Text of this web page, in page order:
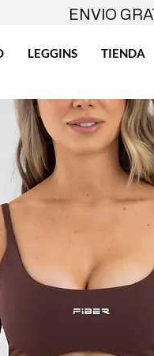
LEGGINS TIENDA
ENVIO